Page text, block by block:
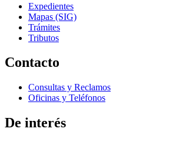
Expedientes
Mapas (SIG)
Trámites
Tributos
Contacto
Consultas y Reclamos
Oficinas y Teléfonos
De interés